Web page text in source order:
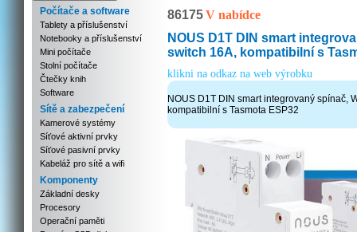
Počítače a software
Tablety a příslušenství
Notebooky a příslušenství
Mini počítače
Stolní počítače
Čtečky knih
Software
Sítě a zabezpečení
Kamerové systémy
Síťové aktivní prvky
Síťové pasivní prvky
Kabeláž pro sítě a wifi
Komponenty
Základní desky
Procesory
Operační paměti
86175V nabídce
NOUS D1T DIN smart
switch 16A, kompatibilní s
klikni na odkaz na web výrobku
NOUS D1T DIN smart integrovaný spínač,
kompatibilní s Tasmota ESP32